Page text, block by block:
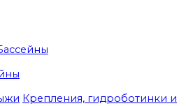
Крепления, гидроботинки и